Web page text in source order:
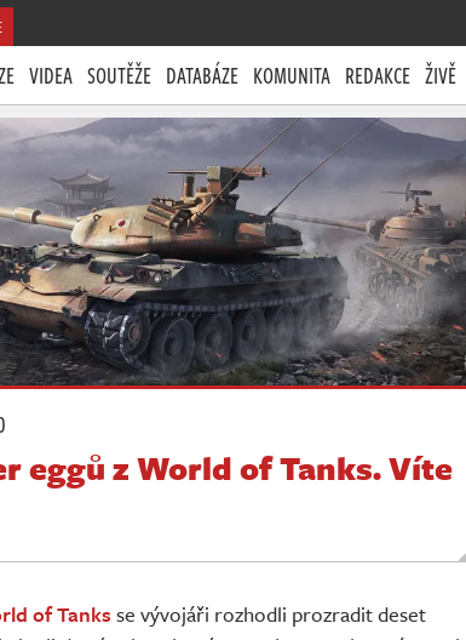
VIDEA SOUTĚŽE DATABÁZE KOMUNITA REDAKCE ŽIVĚ
eggů z World of Tanks. Víte
of Tanksse vývojáři rozhodli prozradit deset